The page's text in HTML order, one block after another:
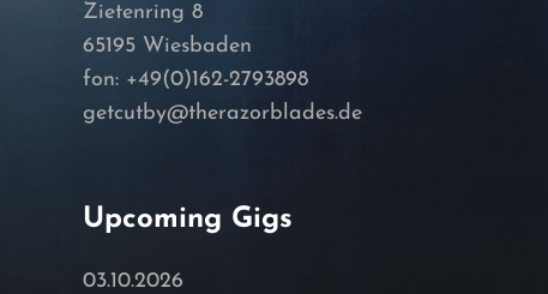
Zietenring 8
65195 Wiesbaden
fon: +49(0)162-2793898
getcutby@therazorblades.de
Upcoming Gigs
03.10.2026